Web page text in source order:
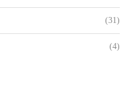
(31)
(4)